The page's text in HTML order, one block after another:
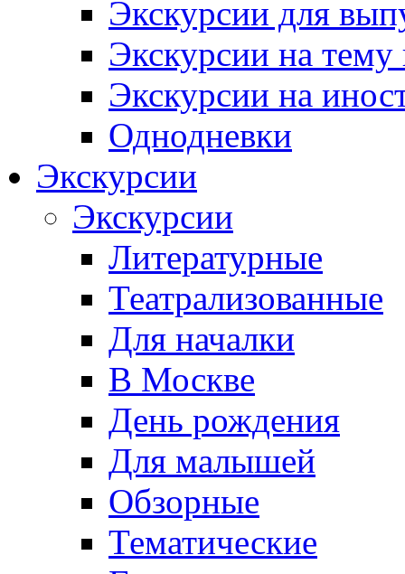
Экскурсии для
Экскурсии на тему
Экскурсии на
Однодневки
Экскурсии
Экскурсии
Литературные
Театрализованные
Для началки
В Москве
День рождения
Для малышей
Обзорные
Тематические